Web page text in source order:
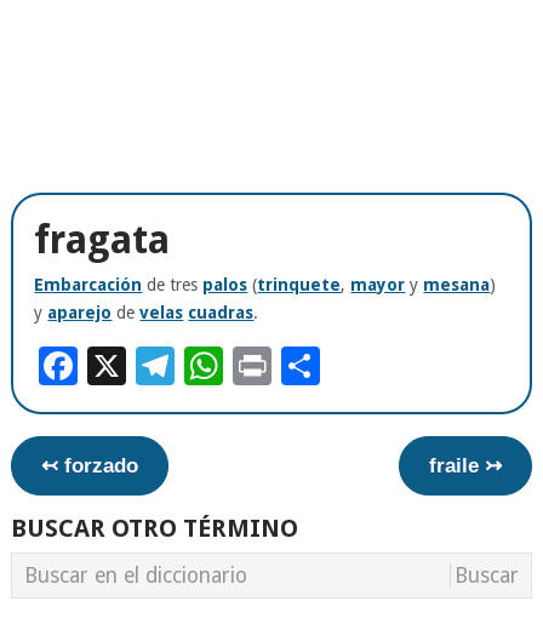
fragata
Embarcación de tres palos (trinquete, mayor y mesana)
y aparejo develas cuadras.
Facebook
X Telegram
WhatsApp
Print
↢ forzado fraile ↣
BUSCAR OTRO TÉRMINO